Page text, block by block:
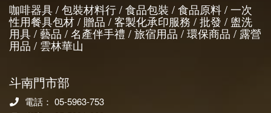
咖啡器具 / 包裝材料行 / 食品包裝 / 食品原料 / 一次
性用餐具包材 / 贈品 / 客製化承印服務 / 批發 / 盥洗
用具 / 藝品 / 名產伴手禮 / 旅宿用品 / 環保商品 / 露營
用品 / 雲林華山
斗南門市部
電話： 05-5963-753